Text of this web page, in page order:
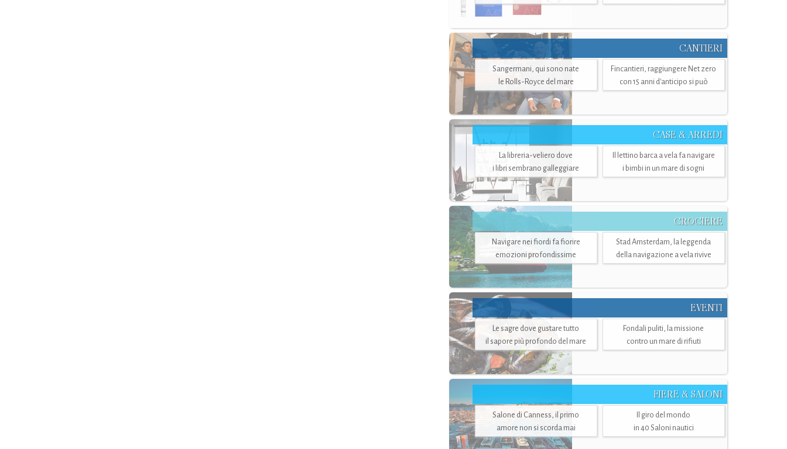
CANTIERI
Sangermani, qui sono nate
le Rolls-Royce del mare
Fincantieri, raggiungere Net zero
con 15 anni d'anticipo si può
CASE & ARREDI
La libreria-veliero dove
i libri sembrano galleggiare
Il lettino barca a vela fa navigare
i bimbi in un mare di sogni
CROCIERE
Navigare nei fiordi fa fiorire
emozioni profondissime
Stad Amsterdam, la leggenda
della navigazione a vela rivive
EVENTI
Le sagre dove gustare tutto
il sapore più profondo del mare
Fondali puliti, la missione
contro un mare di rifiuti
FIERE & SALONI
Salone di Canness, il primo
amore non si scorda mai
Il giro del mondo
in 40 Saloni nautici